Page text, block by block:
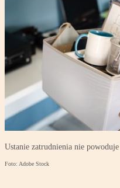
Ustanie zatrudnienia nie
Foto: Adobe Stock